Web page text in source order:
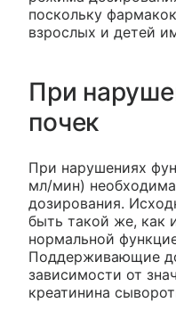
поскольку
взрослых и детей
При
почек
При нарушениях
мл/мин)
дозирования.
быть такой же, как
нормальной
Поддерживающие
зависимости от
креатинина